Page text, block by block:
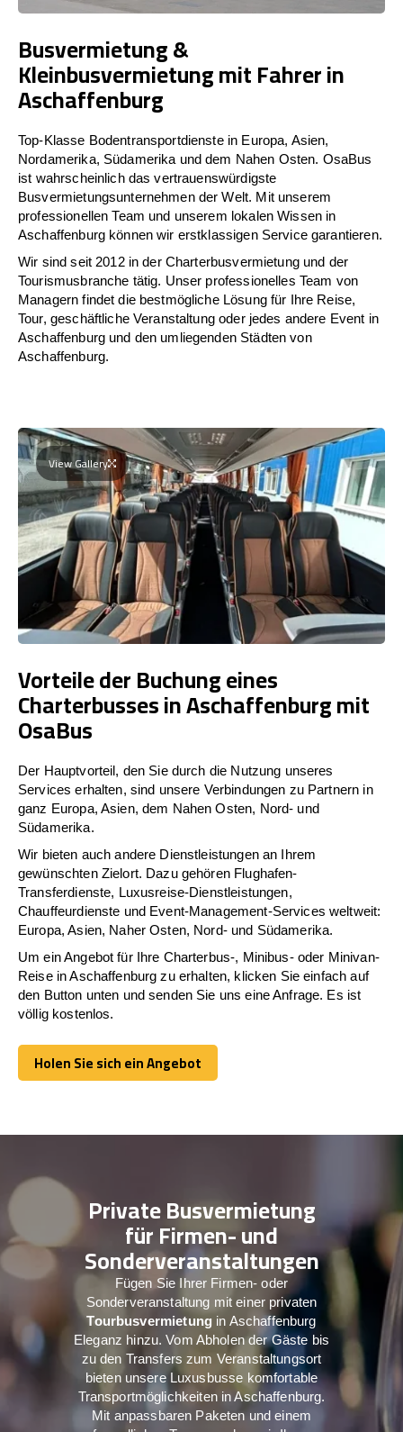
Busvermietung &
Kleinbusvermietung mit Fahrer in
Aschaffenburg
Top-Klasse Bodentransportdienste in Europa, Asien,
Nordamerika, Südamerika und dem Nahen Osten. OsaBus
ist wahrscheinlich das vertrauenswürdigste
Busvermietungsunternehmen der Welt. Mit unserem
professionellen Team und unserem lokalen Wissen in
Aschaffenburg können wir erstklassigen Service garantieren.
Wir sind seit 2012 in der Charterbusvermietung und der
Tourismusbranche tätig. Unser professionelles Team von
Managern findet die bestmögliche Lösung für Ihre Reise,
Tour, geschäftliche Veranstaltung oder jedes andere Event in
Aschaffenburg und den umliegenden Städten von
Aschaffenburg.
View Gallery
Vorteile der Buchung eines
Charterbusses in Aschaffenburg mit
OsaBus
Der Hauptvorteil, den Sie durch die Nutzung unseres
Services erhalten, sind unsere Verbindungen zu Partnern in
ganz Europa, Asien, dem Nahen Osten, Nord- und
Südamerika.
Wir bieten auch andere Dienstleistungen an Ihrem
gewünschten Zielort. Dazu gehören Flughafen-
Transferdienste, Luxusreise-Dienstleistungen,
Chauffeurdienste und Event-Management-Services weltweit:
Europa, Asien, Naher Osten, Nord- und Südamerika.
Um ein Angebot für Ihre Charterbus-, Minibus- oder Minivan-
Reise in Aschaffenburg zu erhalten, klicken Sie einfach auf
den Button unten und senden Sie uns eine Anfrage. Es ist
völlig kostenlos.
Holen Sie sich ein Angebot
Holen Sie sich ein Angebot
Private Busvermietung
für Firmen- und
Sonderveranstaltungen
Fügen Sie Ihrer Firmen- oder
Sonderveranstaltung mit einer privaten
Tourbusvermietung in Aschaffenburg
Eleganz hinzu. Vom Abholen der Gäste bis
zu den Transfers zum Veranstaltungsort
bieten unsere Luxusbusse komfortable
Transportmöglichkeiten in Aschaffenburg.
Mit anpassbaren Paketen und einem